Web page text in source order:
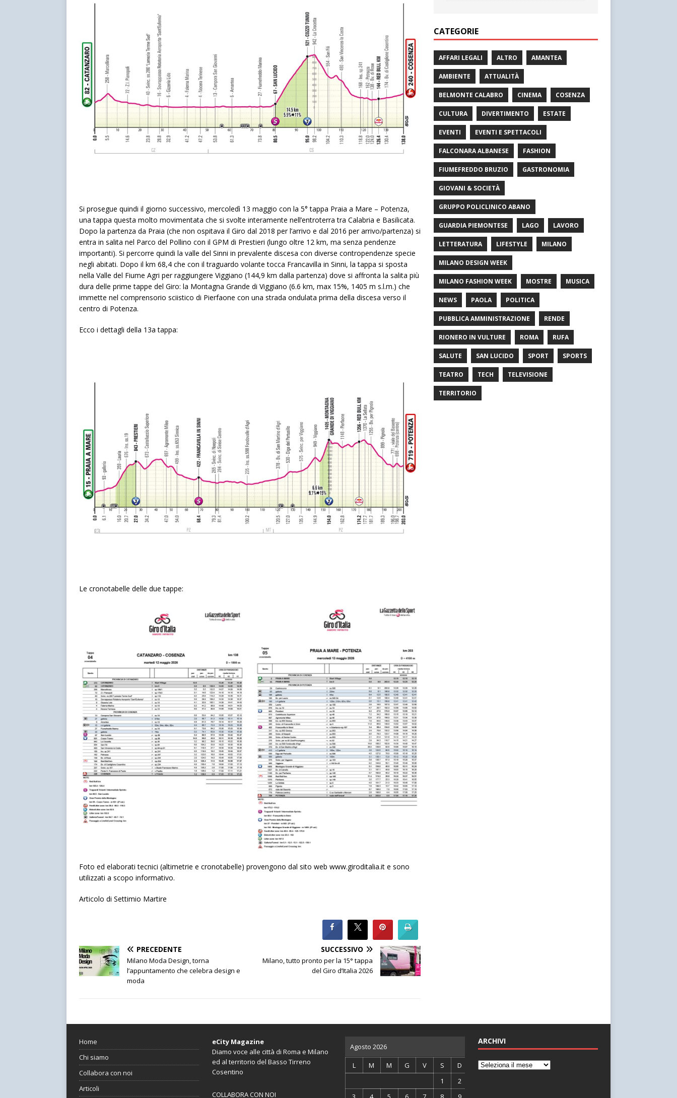
Si prosegue quindi il giorno successivo, mercoledì 13 maggio con la 5° tappa Praia a Mare – Potenza,
una tappa questa molto movimentata che si svolte interamente nell’entroterra tra Calabria e Basilicata.
Dopo la partenza da Praia (che non ospitava il Giro dal 2018 per l’arrivo e dal 2016 per arrivo/partenza) si
entra in salita nel Parco del Pollino con il GPM di Prestieri (lungo oltre 12 km, ma senza pendenze
importanti). Si percorre quindi la valle del Sinni in prevalente discesa con diverse contropendenze specie
negli abitati. Dopo il km 68,4 che con il traguardo volante tocca Francavilla in Sinni, la tappa si sposta
nella Valle del Fiume Agri per raggiungere Viggiano (144,9 km dalla partenza) dove si affronta la salita più
dura delle prime tappe del Giro: la Montagna Grande di Viggiano (6.6 km, max 15%, 1405 m s.l.m.) che
immette nel comprensorio sciistico di Pierfaone con una strada ondulata prima della discesa verso il
centro di Potenza.
Ecco i dettagli della 13a tappa:
Le cronotabelle delle due tappe:
Foto ed elaborati tecnici (altimetrie e cronotabelle) provengono dal sito web www.giroditalia.it e sono
utilizzati a scopo informativo.
Articolo di Settimio Martire
PRECEDENTE
Milano Moda Design, torna
l’appuntamento che celebra design e
moda
SUCCESSIVO
Milano, tutto pronto per la 15° tappa
del Giro d’Italia 2026
CATEGORIE
AFFARI LEGALI ALTRO AMANTEA
AMBIENTE ATTUALITÀ
BELMONTE CALABRO CINEMA COSENZA
CULTURA DIVERTIMENTO ESTATE
EVENTI EVENTI E SPETTACOLI
FALCONARA ALBANESE FASHION
FIUMEFREDDO BRUZIO GASTRONOMIA
GIOVANI & SOCIETÀ
GRUPPO POLICLINICO ABANO
GUARDIA PIEMONTESE LAGO LAVORO
LETTERATURA LIFESTYLE MILANO
MILANO DESIGN WEEK
MILANO FASHION WEEK MOSTRE MUSICA
NEWS PAOLA POLITICA
PUBBLICA AMMINISTRAZIONE RENDE
RIONERO IN VULTURE ROMA RUFA
SALUTE SAN LUCIDO SPORT SPORTS
TEATRO TECH TELEVISIONE
TERRITORIO
Home
Chi siamo
Collabora con noi
Articoli
eCity Magazine
Diamo voce alle città di Roma e Milano
ed al territorio del Basso Tirreno
Cosentino
COLLABORA CON NOI
Agosto 2026
L M M G V S
D
1
2
ARCHIVI